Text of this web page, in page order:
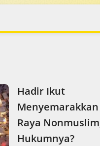
Hadir Ikut
Raya
Hukumnya?